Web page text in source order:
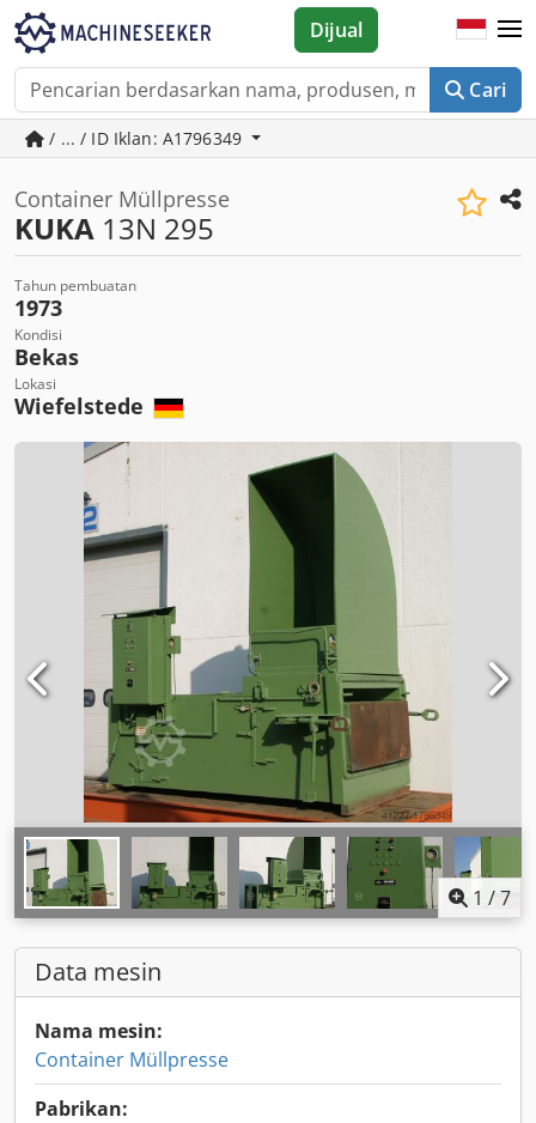
Cari
Dijual
/ ... / ID Iklan: A1796349
Container Müllpresse
KUKA 13N 295
Tahun pembuatan
1973
Kondisi
Bekas
Lokasi
Wiefelstede
1 /7
Data mesin
Nama mesin:
Container Müllpresse
Pabrikan: